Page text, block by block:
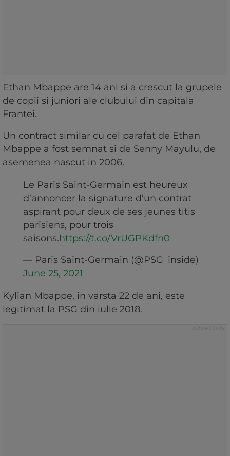
Ethan Mbappe are 14 ani si a crescut la grupele
de copii si juniori ale clubului din capitala
Frantei.
Un contract similar cu cel parafat de Ethan
Mbappe a fost semnat si de Senny Mayulu, de
asemenea nascut in 2006.
Le Paris Saint-Germain est heureux
d’annoncer la signature d’un contrat
aspirant pour deux de ses jeunes titis
parisiens, pour trois
saisons.https://t.co/VrUGPKdfn0
— Paris Saint-Germain (@PSG_inside)
June 25, 2021
Kylian Mbappe, in varsta 22 de ani, este
legitimat la PSG din iulie 2018.